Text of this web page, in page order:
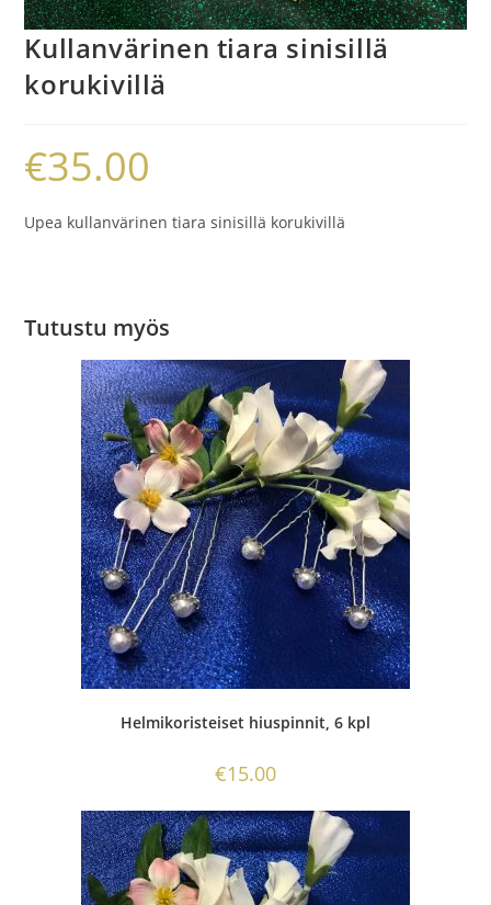
Kullanvärinen tiara sinisillä
korukivillä
€35.00
Upea kullanvärinen tiara sinisillä korukivillä
Tutustu myös
Helmikoristeiset hiuspinnit, 6 kpl
€15.00